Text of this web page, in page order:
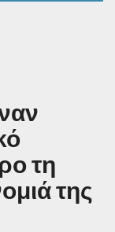
τη
της